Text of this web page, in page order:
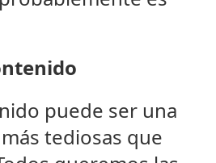
puede ser una
tediosas que